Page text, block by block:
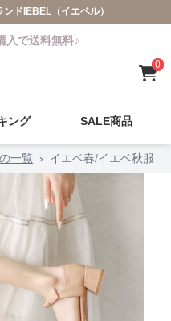
ドIEBEL（イエベル）
入で送料無料♪
0
ング SALE商品
一覧 › イエベ春/イエベ秋服